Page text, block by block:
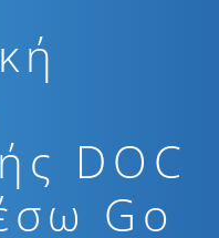
DOC
Go